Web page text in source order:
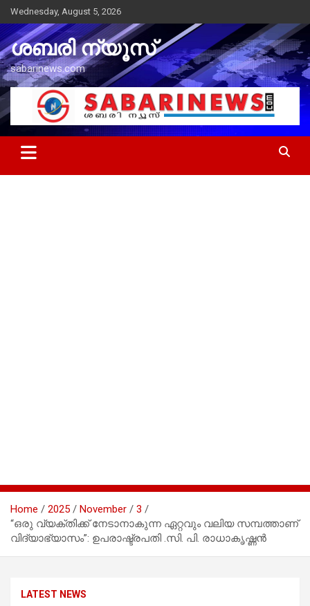
Skip
to
content
Wednesday, August 5, 2026
ശബരി ന്യൂസ്
sabarinews.com
Home 2025 November
3
“ഒരു വ്യക്തിക്ക് നേടാനാകുന്ന ഏറ്റവും വലിയ സമ്പത്താണ്
വിദ്യാഭ്യാസം”: ഉപരാഷ്ട്രപതി .സി. പി. രാധാകൃഷ്ണൻ
LATEST NEWS